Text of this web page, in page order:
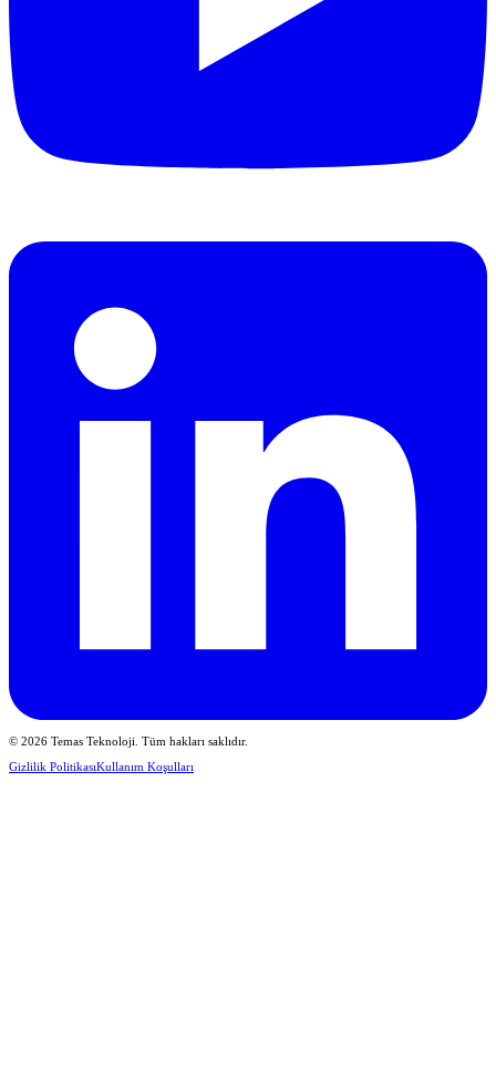
© 2026 Temas Teknoloji. Tüm hakları saklıdır.
Gizlilik PolitikasıKullanım Koşulları